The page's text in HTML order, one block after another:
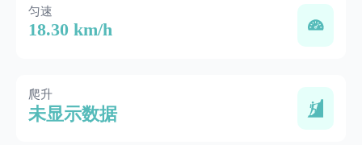
匀速
18.30 km/h
爬升
未显示数据